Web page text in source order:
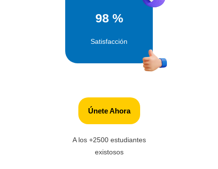
98 %
Satisfacción
Únete Ahora
A los +2500 estudiantes
existosos